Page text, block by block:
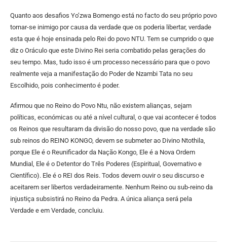
Quanto aos desafios Yo’zwa Bomengo está no facto do seu próprio povo
tornar-se inimigo por causa da verdade que os poderia libertar, verdade
esta que é hoje ensinada pelo Rei do povo NTU. Tem se cumprido o que
diz o Oráculo que este Divino Rei seria combatido pelas gerações do
seu tempo. Mas, tudo isso é um processo necessário para que o povo
realmente veja a manifestação do Poder de Nzambi Tata no seu
Escolhido, pois conhecimento é poder.
Afirmou que no Reino do Povo Ntu, não existem alianças, sejam
políticas, económicas ou até a nível cultural, o que vai acontecer é todos
os Reinos que resultaram da divisão do nosso povo, que na verdade são
sub reinos do REINO KONGO, devem se submeter ao Divino Ntothila,
porque Ele é o Reunificador da Nação Kongo, Ele é a Nova Ordem
Mundial, Ele é o Detentor do Três Poderes (Espiritual, Governativo e
Científico). Ele é o REI dos Reis. Todos devem ouvir o seu discurso e
aceitarem ser libertos verdadeiramente. Nenhum Reino ou sub-reino da
injustiça subsistirá no Reino da Pedra. A única aliança será pela
Verdade e em Verdade, concluiu.